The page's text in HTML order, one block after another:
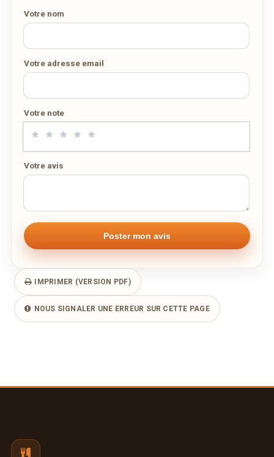
DES MILLIERS DE PLATS LIVRÉS AU LUXEMBOURG
Votre nom
Votre adresse email
Votre note
Votre avis
IMPRIMER (VERSION PDF)
NOUS SIGNALER UNE ERREUR SUR CETTE PAGE